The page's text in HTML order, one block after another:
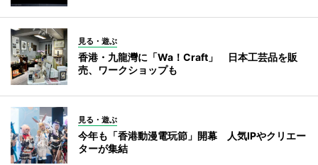
見る・遊ぶ
香港・九龍灣に「Wa！Craft」 日本工芸品を販
売、ワークショップも
見る・遊ぶ
今年も「香港動漫電玩節」開幕 人気IPやクリエー
ターが集結